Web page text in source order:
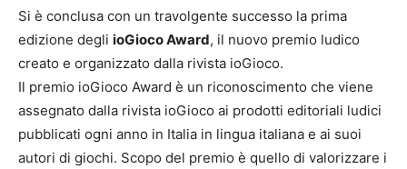
Si è conclusa con un travolgente successo la prima
edizione degli ioGioco Award, il nuovo premio ludico
creato e organizzato dalla rivista ioGioco.
Il premio ioGioco Award è un riconoscimento che viene
assegnato dalla rivista ioGioco ai prodotti editoriali ludici
pubblicati ogni anno in Italia in lingua italiana e ai suoi
autori di giochi. Scopo del premio è quello di valorizzare i